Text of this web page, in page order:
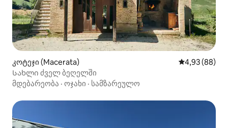
კოტეჯი (Macerata) საშუალო
4,93 (88)
Სახლი ძველ ბეღელში
მდებარეობა · ოჯახი · სამზარეულო